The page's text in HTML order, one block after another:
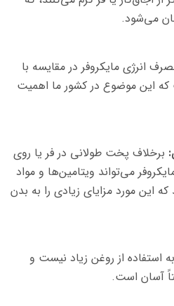
می‌شود.
انرژی مایکروفر در مقایسه با
که این موضوع در کشور ما اهمیت
برخلاف پخت طولانی در فر یا روی
می‌تواند ویتامین‌ها و مواد
این مورد مزایای زیادی را به بدن
استفاده از روغن زیاد نیست و
آسان است.